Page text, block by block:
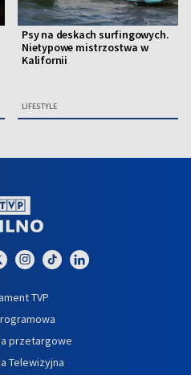
Psy na deskach surfingowych.
Nietypowe mistrzostwa w
Kalifornii
LIFESTYLE
TVP
przetargowe
Telewizyjna